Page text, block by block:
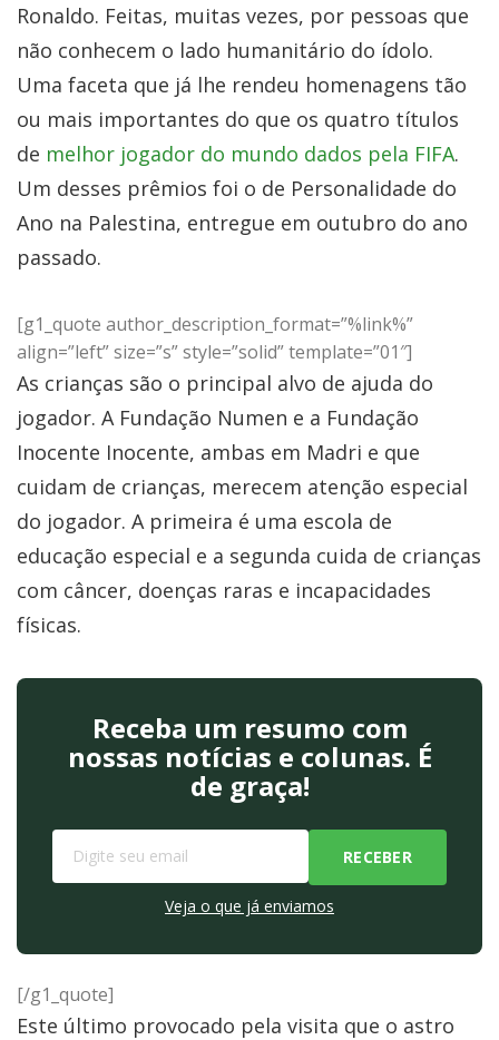
Ronaldo. Feitas, muitas vezes, por pessoas que
não conhecem o lado humanitário do ídolo.
Uma faceta que já lhe rendeu homenagens tão
ou mais importantes do que os quatro títulos
de melhor jogador do mundo dados pela FIFA.
Um desses prêmios foi o de Personalidade do
Ano na Palestina, entregue em outubro do ano
passado.
[g1_quote author_description_format=”%link%”
align=”left” size=”s” style=”solid” template=”01″]
As crianças são o principal alvo de ajuda do
jogador. A Fundação Numen e a Fundação
Inocente Inocente, ambas em Madri e que
cuidam de crianças, merecem atenção especial
do jogador. A primeira é uma escola de
educação especial e a segunda cuida de crianças
com câncer, doenças raras e incapacidades
físicas.
Receba um resumo com
nossas notícias e colunas. É
de graça!
Veja o que já enviamos
[/g1_quote]
Este último provocado pela visita que o astro